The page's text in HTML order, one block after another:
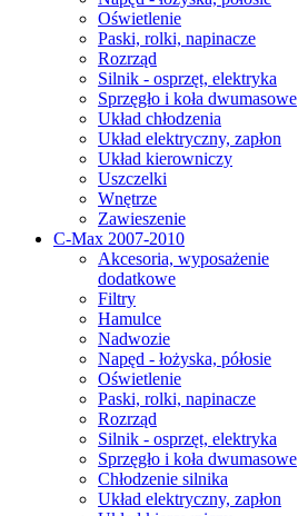
Oświetlenie
Paski, rolki, napinacze
Rozrząd
Silnik - osprzęt, elektryka
Sprzęgło i koła dwumasowe
Układ chłodzenia
Układ elektryczny, zapłon
Układ kierowniczy
Uszczelki
Wnętrze
Zawieszenie
C-Max 2007-2010
Akcesoria, wyposażenie
dodatkowe
Filtry
Hamulce
Nadwozie
Napęd - łożyska, półosie
Oświetlenie
Paski, rolki, napinacze
Rozrząd
Silnik - osprzęt, elektryka
Sprzęgło i koła dwumasowe
Chłodzenie silnika
Układ elektryczny, zapłon